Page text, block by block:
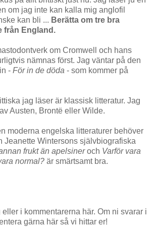
om jag inte kan kalla mig anglofil
kan bli ... Berätta om tre bra
från England.
om Cromwell och hans
nämnas först. Jag väntar på den
- För in de döda - som kommer på
jag läser är klassisk litteratur. Jag
Austen, Brontë eller Wilde.
moderna engelska litteraturer behöver
Jeanette Wintersons självbiografiska
frukt än apelsineroch Varför vara
normal? är smärtsamt bra.
i kommentarerna här. Om ni svarar i
gärna här så vi hittar er!